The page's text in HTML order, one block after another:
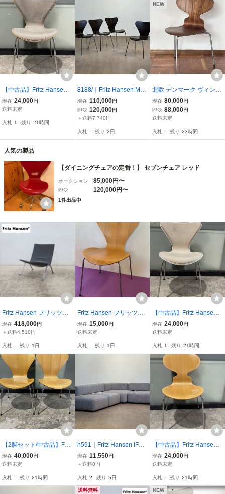
【中古品】Fritz Hansen
フリッツ・ハンセン チェ
ア アルネ・ヤコブセン オ
現在 24,000円
送料未定
入札 1 残り 21時間
8188/｜Fritz Hansen Mo
MAコレクション名作 Arn
e Jacobsen アッシュ材 S
ERIES7/セブン ダイニン
セン ACTUS アクタス
現在 110,000円
即決 120,000円
＋送料7,740円
入札 - 残り 2日
NEW
北欧 デンマーク ヴィンテ
ージ Fritz Hansen フリッ
ツハンセン アルネ ヤコブ
セン アントチェア 3本脚
現在 80,000円
即決 88,000円
送料未定
入札 - 残り 23時間
人気の製品
【ダイニングチェアの定番！】 セブンチェア レッド
オークション 85,000円〜
即決 120,000円〜
1件出品中
Fritz Hansen フリッツ・
ハンセン PK22 Lounge C
hair ラウンジチェア ヴィ
ル・ケアホルム 68万 名作
品 ①
現在 418,000円
＋送料4,510円
入札 - 残り 1日
Fritz Hansen フリッツハ
ンセン セブンチェア
北欧 ヤコブセン デザ
現在 15,000円
送料未定
入札 - 残り 1日
【中古品】Fritz Hansen
フリッツ・ハンセン チェ
ア アルネ・ヤコブセン ホ
現在 24,000円
送料未定
入札 1 残り 21時間
【2脚セット/中古品】Frit
z Hansen フリッツ・ハン
セン チェア アルネ・ヤコ
現在 40,000円
送料未定
入札 - 残り 21時間
h591｜Fritz Hansen IFデ
ザイン賞 Piero Lissoni AL
PHABET-KVADRAT RAF
ステージコーナーソファ
｜フリッツハンセン
現在 11,550円
＋送料0円
入札 2 残り 5日
【中古品】Fritz Hansen
フリッツ・ハンセン チェ
ア アルネ・ヤコブセン ビ
現在 24,000円
送料未定
入札 - 残り 21時間
送料無料 NEW